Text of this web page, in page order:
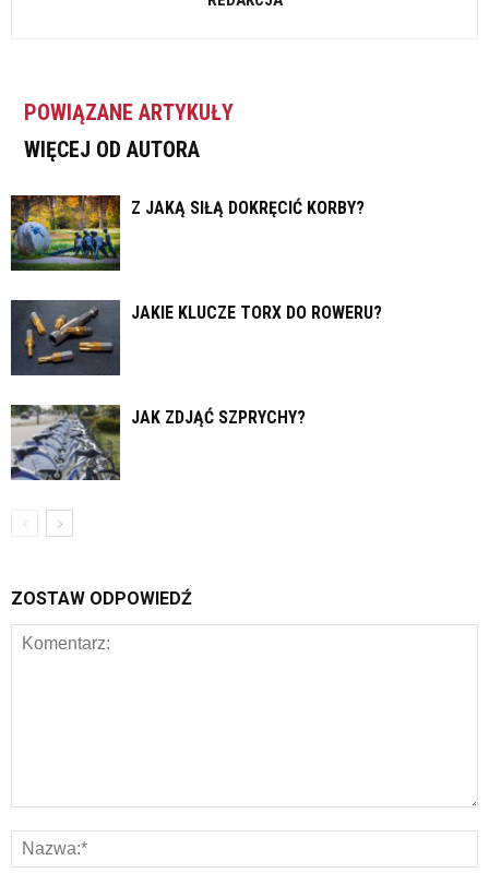
POWIĄZANE ARTYKUŁY
WIĘCEJ OD AUTORA
Z JAKĄ SIŁĄ DOKRĘCIĆ KORBY?
JAKIE KLUCZE TORX DO ROWERU?
JAK ZDJĄĆ SZPRYCHY?
ZOSTAW ODPOWIEDŹ